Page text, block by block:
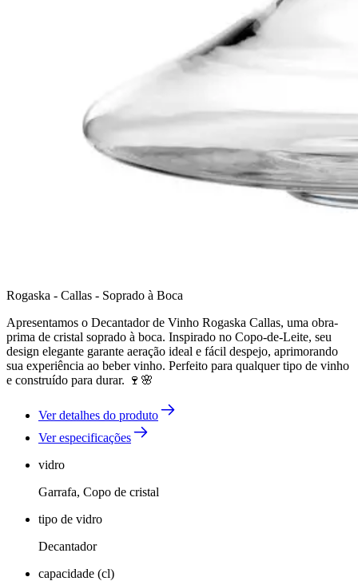
Rogaska - Callas - Soprado à Boca
Apresentamos o Decantador de Vinho Rogaska Callas, uma obra-
prima de cristal soprado à boca. Inspirado no Copo-de-Leite, seu
design elegante garante aeração ideal e fácil despejo, aprimorando
sua experiência ao beber vinho. Perfeito para qualquer tipo de vinho
e construído para durar. 🍷🌸
Ver detalhes do produto
Ver especificações
vidro
Garrafa, Copo de cristal
tipo de vidro
Decantador
capacidade (cl)